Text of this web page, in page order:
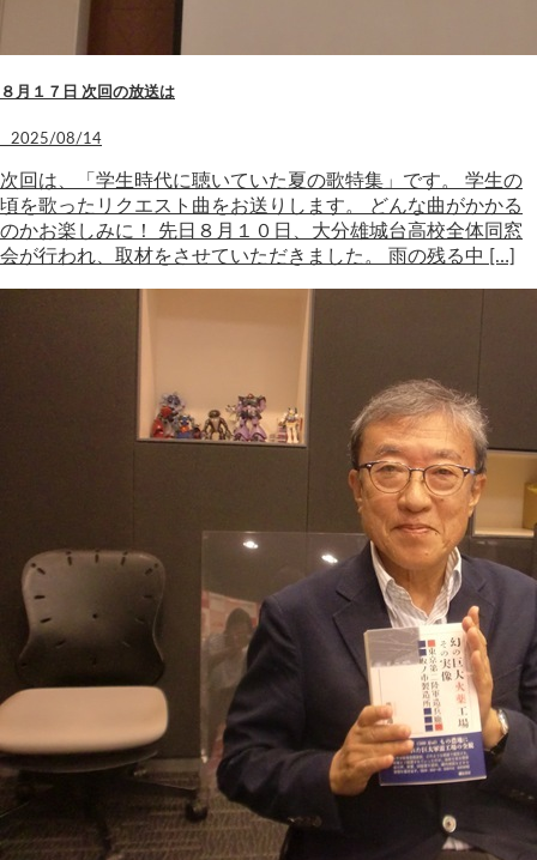
８月１７日 次回の放送は
2025/08/14
次回は、「学生時代に聴いていた夏の歌特集」です。 学生の
頃を歌ったリクエスト曲をお送りします。 どんな曲がかかる
のかお楽しみに！ 先日８月１０日、大分雄城台高校全体同窓
会が行われ、取材をさせていただきました。 雨の残る中 […]